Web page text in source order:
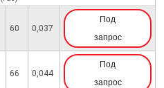
60 0,037
Под
запрос
66 0,044
Под
запрос